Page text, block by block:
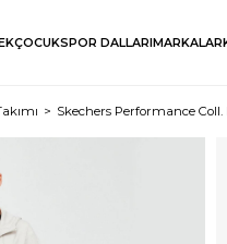
ÇOCUKSPOR DALLARIMARKALAR
Skechers Performance Coll.